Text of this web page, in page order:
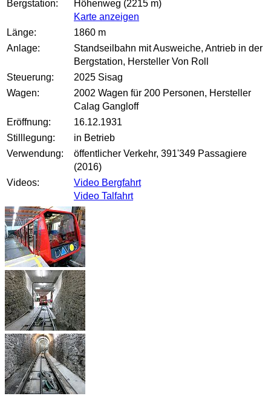
Bergstation:
Höhenweg (2215 m)
Karte anzeigen
Länge:
1860 m
Anlage:
Standseilbahn mit Ausweiche, Antrieb in der
Bergstation, Hersteller Von Roll
Steuerung:
2025 Sisag
Wagen:
2002 Wagen für 200 Personen, Hersteller
Calag Gangloff
Eröffnung:
16.12.1931
Stilllegung:
in Betrieb
Verwendung:
öffentlicher Verkehr, 391'349 Passagiere
(2016)
Videos:
Video Bergfahrt
Video Talfahrt